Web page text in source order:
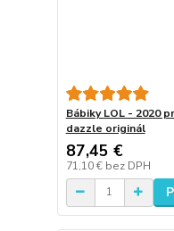
Bábiky LOL - 2020
dazzle originál
87,45 €
71,10 € bez DPH